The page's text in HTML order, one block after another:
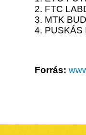
2. FTC
3. MTK
4. PUSKÁS
Forrás: